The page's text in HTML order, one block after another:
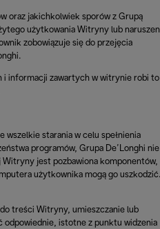
oraz jakichkolwiek sporów z Grupą
użytkowania Witryny lub
zobowiązuje się do przejęcia
i informacji zawartych w witrynie robi to
wszelkie starania w celu spełnienia
programów, Grupa De’Longhi nie
jest pozbawiona komponentów,
użytkownika mogą go uszkodzić.
treści Witryny, umieszczanie lub
odpowiednie, istotne z punktu widzenia